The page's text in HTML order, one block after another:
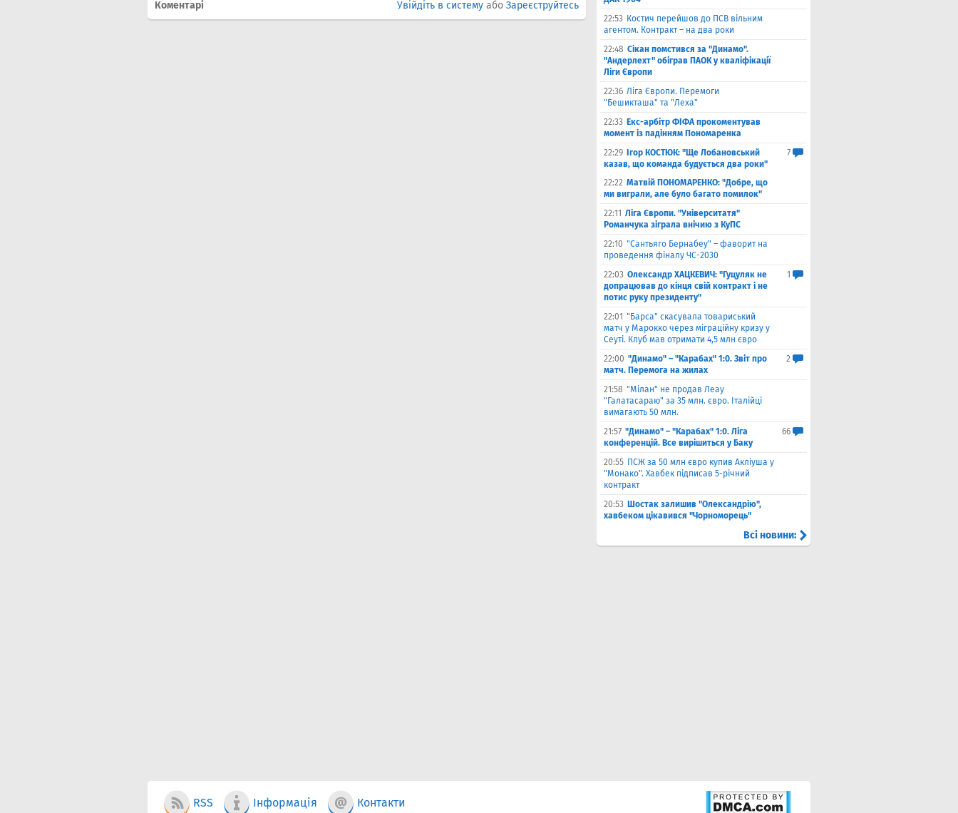
Коментарі Увійдіть в систему або Зареєструйтесь
22:53 Костич перейшов до ПСВ вільним
агентом. Контракт – на два роки
22:48 Сікан помстився за "Динамо".
"Андерлехт" обіграв ПАОК у кваліфікації
Ліги Європи
22:36 Ліга Європи. Перемоги
"Бешикташа" та "Леха"
22:33 Екс-арбітр ФІФА прокоментував
момент із падінням Пономаренка
22:29
Ігор КОСТЮК: "Ще Лобановський
казав, що команда будується два роки"
7
22:22 Матвій ПОНОМАРЕНКО: "Добре, що
ми виграли, але було багато помилок"
22:11 Ліга Європи. "Університатя"
Романчука зіграла внічию з КуПС
22:10 "Сантьяго Бернабеу" – фаворит на
проведення фіналу ЧС-2030
22:03 Олександр ХАЦКЕВИЧ: "Гуцуляк не
допрацював до кінця свій контракт і не
потис руку президенту"
1
22:01 "Барса" скасувала товариський
матч у Марокко через міграційну кризу у
Сеуті. Клуб мав отримати 4,5 млн євро
22:00 "Динамо" – "Карабах" 1:0. Звіт про
матч. Перемога на жилах
2
21:58 "Мілан" не продав Леау
"Галатасараю" за 35 млн. євро. Італійці
вимагають 50 млн.
21:57 "Динамо" – "Карабах" 1:0. Ліга
конференцій. Все вирішиться у Баку
66
20:55 ПСЖ за 50 млн євро купив Акліуша у
"Монако". Хавбек підписав 5-річний
контракт
20:53 Шостак залишив "Олександрію",
хавбеком цікавився "Чорноморець"
Всі новини:
RSS Інформація Контакти